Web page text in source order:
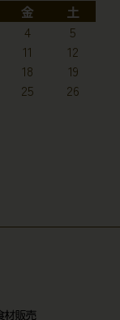
金
土
4
5
11
12
18
19
25
26